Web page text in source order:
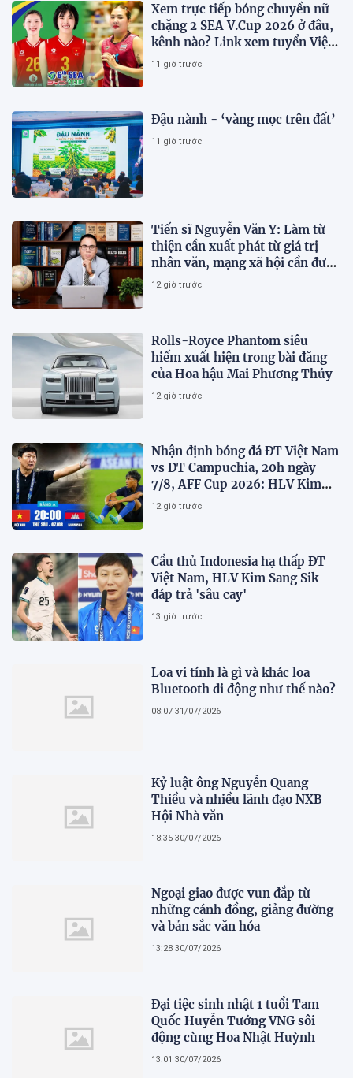
Xem trực tiếp bóng chuyền nữ
chặng 2 SEA V.Cup 2026 ở đâu,
kênh nào? Link xem tuyển Việt
Nam thi đấu
11 giờ trước
Đậu nành - ‘vàng mọc trên đất’
11 giờ trước
Tiến sĩ Nguyễn Văn Y: Làm từ
thiện cần xuất phát từ giá trị
nhân văn, mạng xã hội cần được
sử dụng bằng văn hóa và trách
12 giờ trước
Rolls-Royce Phantom siêu
hiếm xuất hiện trong bài đăng
của Hoa hậu Mai Phương Thúy
12 giờ trước
Nhận định bóng đá ĐT Việt Nam
vs ĐT Campuchia, 20h ngày
7/8, AFF Cup 2026: HLV Kim
Sang-sik tiết lộ kế hoạch nhân
12 giờ trước
Cầu thủ Indonesia hạ thấp ĐT
Việt Nam, HLV Kim Sang Sik
đáp trả 'sâu cay'
13 giờ trước
Loa vi tính là gì và khác loa
Bluetooth di động như thế nào?
08:07 31/07/2026
Kỷ luật ông Nguyễn Quang
Thiều và nhiều lãnh đạo NXB
Hội Nhà văn
18:35 30/07/2026
Ngoại giao được vun đắp từ
những cánh đồng, giảng đường
và bản sắc văn hóa
13:28 30/07/2026
Đại tiệc sinh nhật 1 tuổi Tam
Quốc Huyễn Tướng VNG sôi
động cùng Hoa Nhật Huỳnh
13:01 30/07/2026